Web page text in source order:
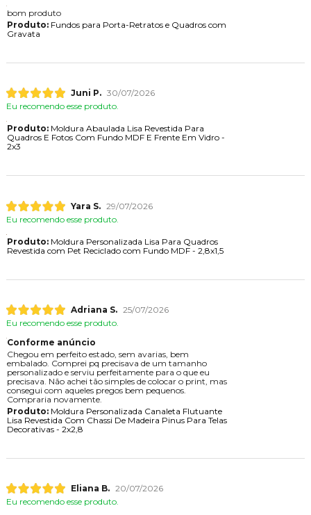
bom produto
Produto:Fundos para Porta-Retratos e Quadros com
Gravata
Juni P. 30/07/2026
Eu recomendo esse produto.
Produto:Moldura Abaulada Lisa Revestida Para
Quadros E Fotos Com Fundo MDF E Frente Em Vidro -
2x3
Yara S. 29/07/2026
Eu recomendo esse produto.
Produto:Moldura Personalizada Lisa Para Quadros
Revestida com Pet Reciclado com Fundo MDF - 2,8x1,5
Adriana S. 25/07/2026
Eu recomendo esse produto.
Conforme anúncio
Chegou em perfeito estado, sem avarias, bem
embalado. Comprei pq precisava de um tamanho
personalizado e serviu perfeitamente para o que eu
precisava. Não achei tão simples de colocar o print, mas
consegui com aqueles pregos bem pequenos.
Compraria novamente.
Produto:Moldura Personalizada Canaleta Flutuante
Lisa Revestida Com Chassi De Madeira Pinus Para Telas
Decorativas - 2x2,8
Eliana B. 20/07/2026
Eu recomendo esse produto.